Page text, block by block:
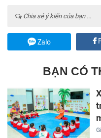
Chia sẻ ý kiến của bạn ...
Zalo
BẠN CÓ